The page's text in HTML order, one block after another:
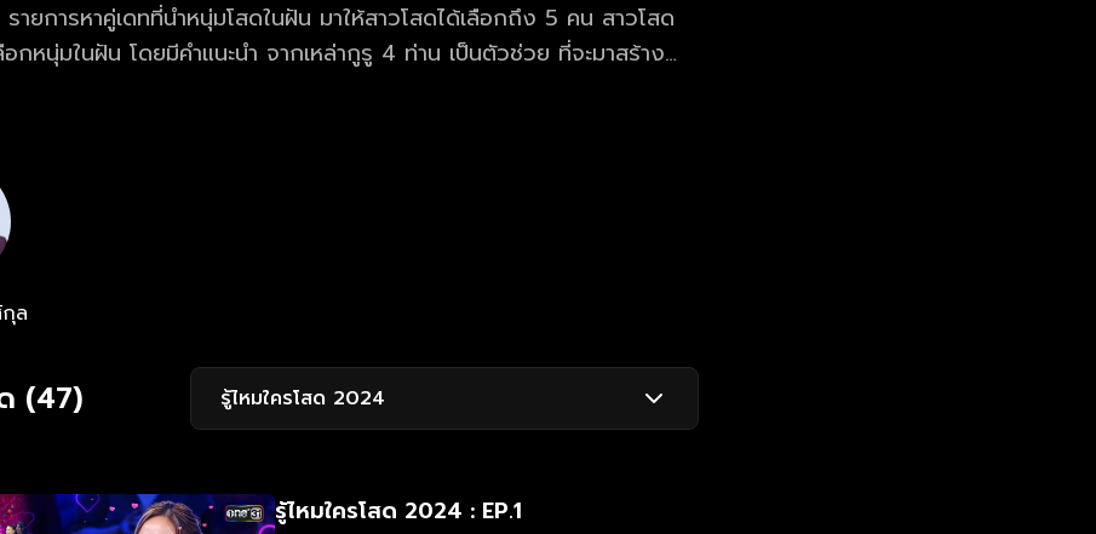
รายการหาคู่เดทที่นำหนุ่มโสดในฝัน มาให้สาวโสดได้เลือกถึง 5 คน สาวโสด
กหนุ่มในฝัน โดยมีคำแนะนำ จากเหล่ากูรู 4 ท่าน เป็นตัวช่วย ที่จะมาสร้าง
วน มาร่วมลุ้นไปพร้อมกันว่า "หนุ่มในฝันที่เธอเลือก" จะเป็น "หนุ่มโสด มี
า 22.15 น.
ล
(47) รู้ไหมใครโสด 2024
รู้ไหมใครโสด 2024 : EP.1